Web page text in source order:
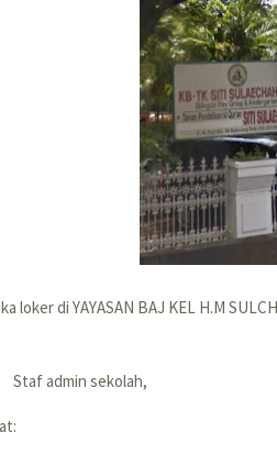
loker di YAYASAN BAJ KEL H.M
Staf admin sekolah,